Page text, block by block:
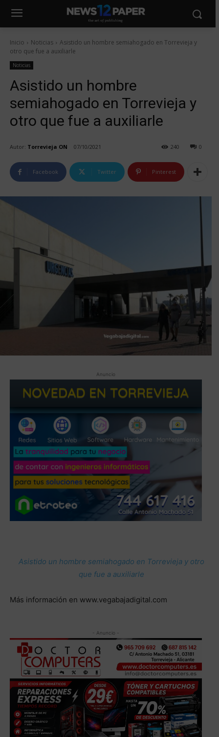
Inicio Noticias
Asistido un hombre semiahogado en Torrevieja y
otro que fue a auxiliarle
Noticias
Asistido un hombre
semiahogado en Torrevieja y
otro que fue a auxiliarle
Autor: Torrevieja ON 07/10/2021 0
240
Facebook Twitter Pinterest
Anuncio
Asistido un hombre semiahogado en Torrevieja y otro
que fue a auxiliarle
Más información en www.vegabajadigital.com
- Anuncio -